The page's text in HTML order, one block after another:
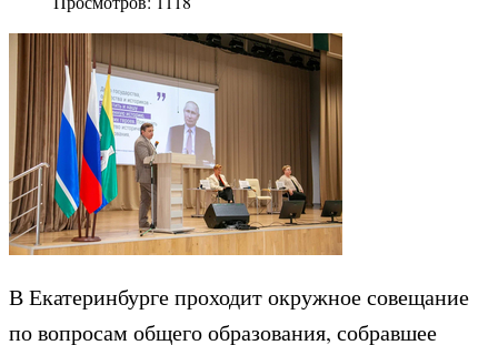
В Екатеринбурге проходит окружное совещание
по вопросам общего образования, собравшее